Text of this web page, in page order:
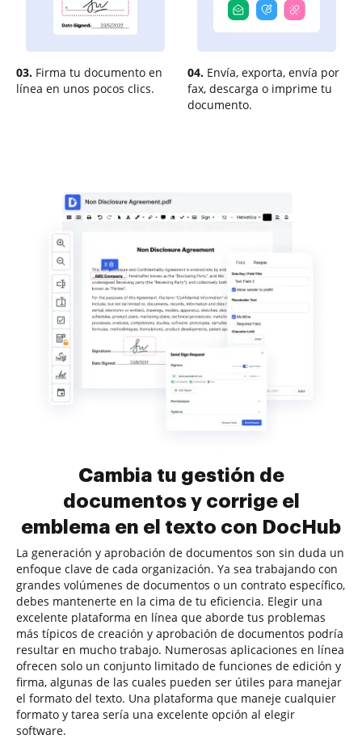
03. Firma tu documento en
línea en unos pocos clics.
04. Envía, exporta, envía por
fax, descarga o imprime tu
documento.
Cambia tu gestión de
documentos y corrige el
emblema en el texto con DocHub
La generación y aprobación de documentos son sin duda un
enfoque clave de cada organización. Ya sea trabajando con
grandes volúmenes de documentos o un contrato específico,
debes mantenerte en la cima de tu eficiencia. Elegir una
excelente plataforma en línea que aborde tus problemas
más típicos de creación y aprobación de documentos podría
resultar en mucho trabajo. Numerosas aplicaciones en línea
ofrecen solo un conjunto limitado de funciones de edición y
firma, algunas de las cuales pueden ser útiles para manejar
el formato del texto. Una plataforma que maneje cualquier
formato y tarea sería una excelente opción al elegir
software.